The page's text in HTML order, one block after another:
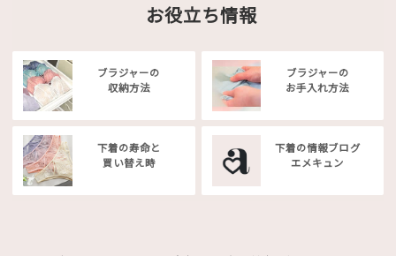
お役立ち情報
ブラジャーの
収納方法
ブラジャーの
お手入れ方法
下着の寿命と
買い替え時
下着の情報ブログ
エメキュン